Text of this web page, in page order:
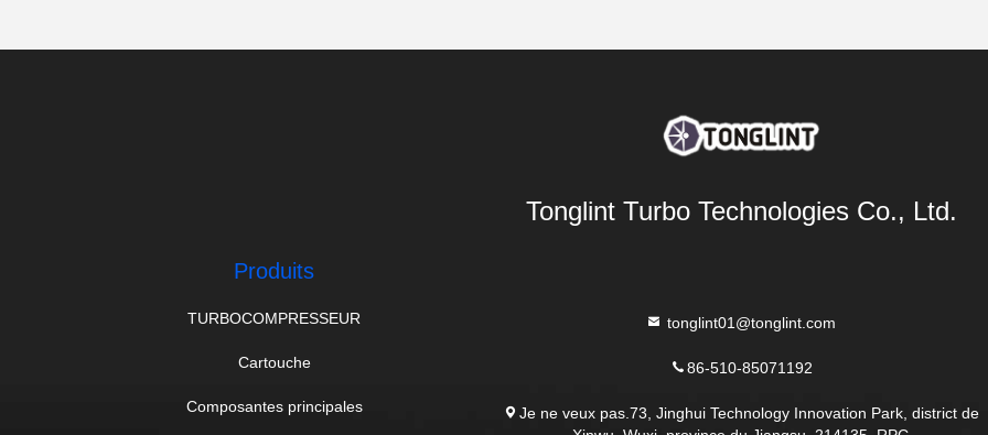
Tonglint Turbo Technologies Co., Ltd.
Produits
TURBOCOMPRESSEUR
Cartouche
Composantes principales
tonglint01@tonglint.com
86-510-85071192
Je ne veux pas.73, Jinghui Technology Innovation Park, district de